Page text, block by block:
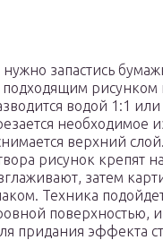
нужно запастись
подходящим
водой 1:1 или
необходимое
верхний
рисунок крепят
затем
Техника
поверхностью,
придания эффекта